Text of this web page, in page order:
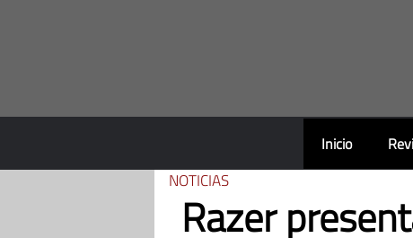
Inicio
NOTICIAS
Razer